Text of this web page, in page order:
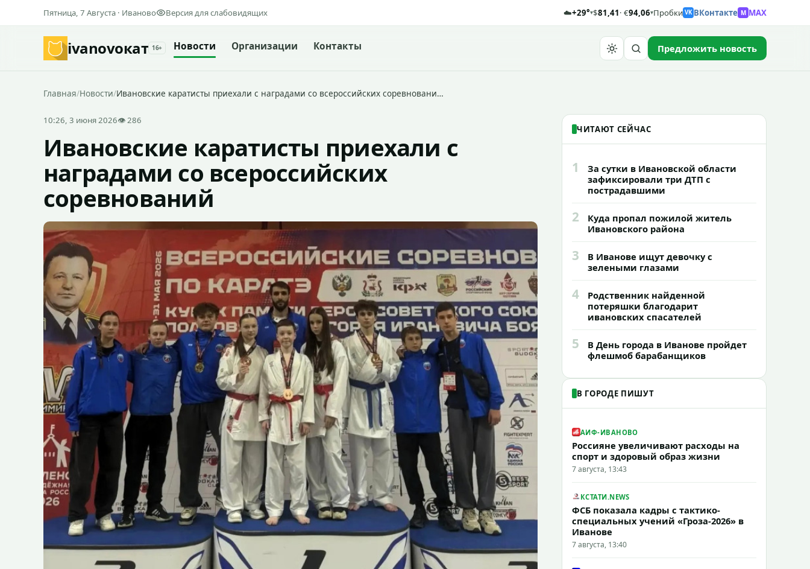
Пятница, 7 Августа · Иваново Версия для слабовидящих ☁️+29°▾$81,41· €94,06▾Пробки VK ВКонтакте M MAX
ivanovoкат 16+ Новости Организации Контакты Предложить новость
Главная/Новости/Ивановские каратисты приехали с наградами со всероссийских соревновани…
10:26, 3 июня 2026👁 286
Ивановские каратисты приехали с
наградами со всероссийских
соревнований
ЧИТАЮТ СЕЙЧАС
1
За сутки в Ивановской области
зафиксировали три ДТП с
пострадавшими
2
Куда пропал пожилой житель
Ивановского района
3
В Иванове ищут девочку с
зелеными глазами
4
Родственник найденной
потеряшки благодарит
ивановских спасателей
5
В День города в Иванове пройдет
флешмоб барабанщиков
В ГОРОДЕ ПИШУТ
АИФ-ИВАНОВО
Россияне увеличивают расходы на
спорт и здоровый образ жизни
7 августа, 13:43
КСТАТИ.NEWS
ФСБ показала кадры с тактико-
специальных учений «Гроза-2026» в
Иванове
7 августа, 13:40